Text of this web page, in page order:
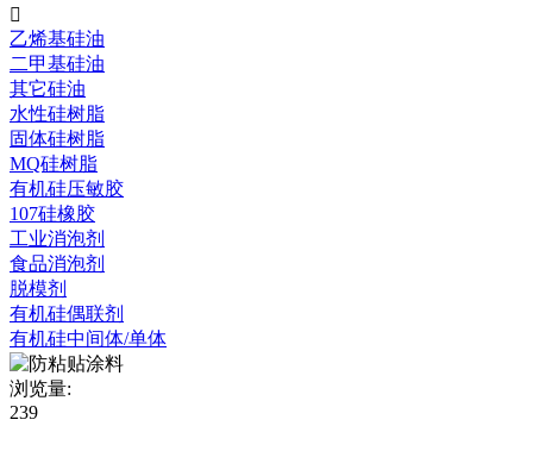

乙烯基硅油
二甲基硅油
其它硅油
水性硅树脂
固体硅树脂
MQ硅树脂
有机硅压敏胶
107硅橡胶
工业消泡剂
食品消泡剂
脱模剂
有机硅偶联剂
有机硅中间体/单体
浏览量:
239